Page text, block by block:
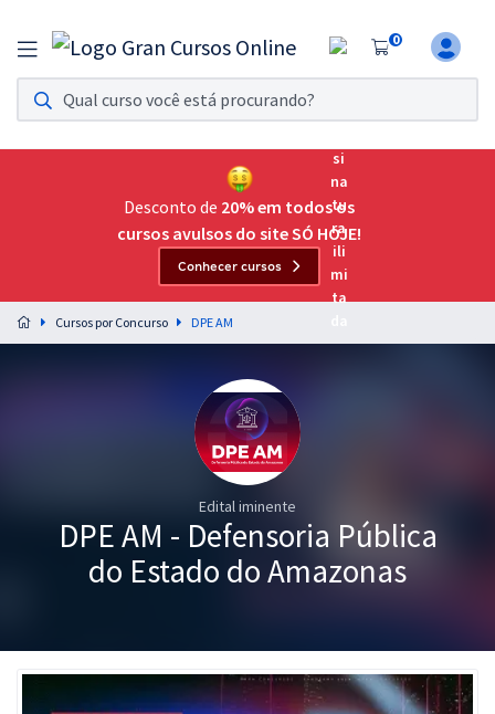
0
Assinatura Ilimitada 11
Acesso a todos os cursos. Teste grátis por 7 dias!
Assinatura OAB Até Passar
Acesso ilimitado a toda preparação para o Exame da
Preparação completa e intensiva para as principais
residências em saúde do Brasil
Graduação
Desconto de 20% em todos os
cursos avulsos do site SÓ HOJE!
Conhecer cursos
Cursos por Concurso DPE AM
Edital iminente
DPE AM - Defensoria Pública
do Estado do Amazonas